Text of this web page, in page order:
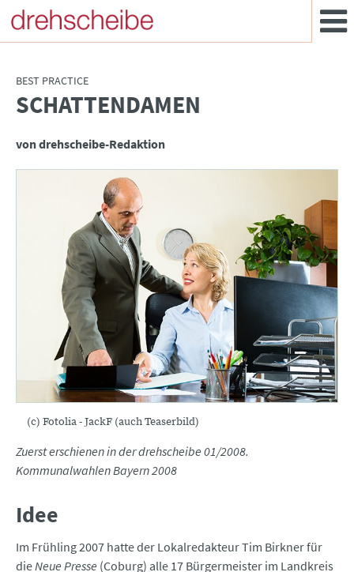
BEST PRACTICE
:SCHATTENDAMEN
von drehscheibe-Redaktion
(c) Fotolia - JackF (auch Teaserbild)
Zuerst erschienen in der drehscheibe 01/2008.
Kommunalwahlen Bayern 2008
Idee
Im Frühling 2007 hatte der Lokalredakteur Tim Birkner für
dieNeue Presse (Coburg) alle 17 Bürgermeister im Landkreis